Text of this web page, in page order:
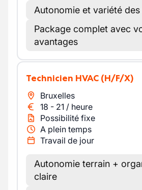
Autonomie et variété
Package complet avec
avantages
Technicien HVAC (H/F/X)
Bruxelles
18 - 21 / heure
Possibilité fixe
A plein temps
Travail de jour
Autonomie terrain +
claire